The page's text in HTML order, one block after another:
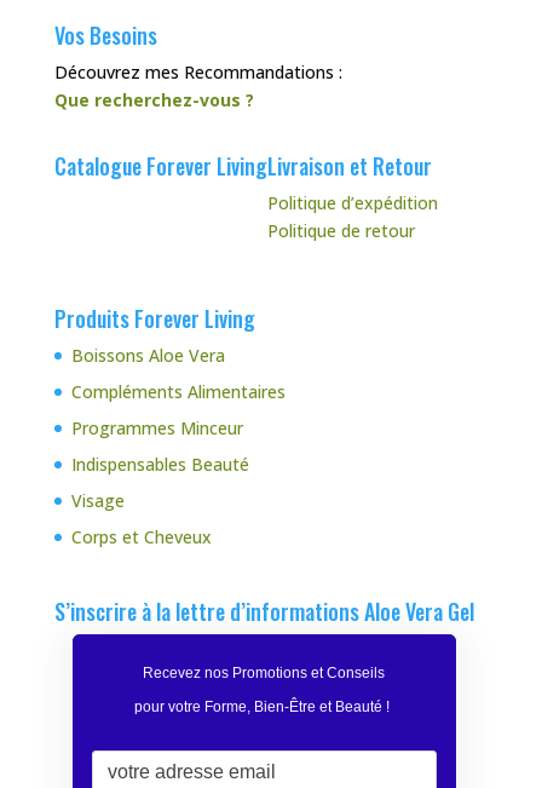
Vos Besoins
Découvrez mes Recommandations :
Que recherchez-vous ?
Catalogue Forever LivingLivraison et Retour
Politique d’expédition
Politique de retour
Produits Forever Living
Boissons Aloe Vera
Compléments Alimentaires
Programmes Minceur
Indispensables Beauté
Visage
Corps et Cheveux
S’inscrire à la lettre d’informations Aloe Vera Gel
Recevez nos Promotions et Conseils
pour votre Forme, Bien-Être et Beauté !